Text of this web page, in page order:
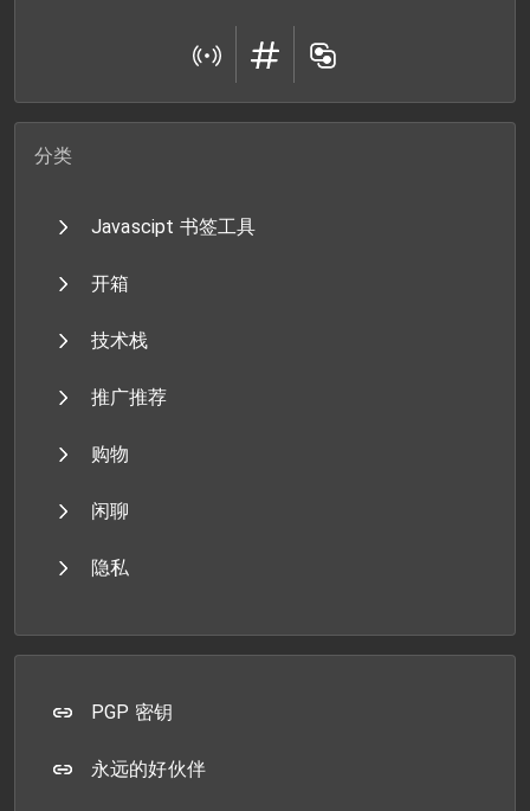
分类
Javascipt 书签工具
开箱
技术栈
推广推荐
购物
闲聊
隐私
PGP 密钥
永远的好伙伴